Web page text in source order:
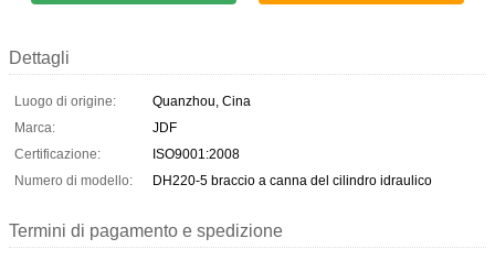
Dettagli
Luogo di origine:
Quanzhou, Cina
Marca:
JDF
Certificazione:
ISO9001:2008
Numero di modello:
DH220-5 braccio a canna del cilindro idraulico
Termini di pagamento e spedizione